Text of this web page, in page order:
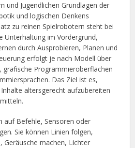
und Jugendlichen Grundlagen der
und logischen Denkens
zu reinen Spielrobotern steht bei
Unterhaltung im Vordergrund,
durch Ausprobieren, Planen und
erfolgt je nach Modell über
grafische Programmieroberflächen
Das Ziel ist es,
altersgerecht aufzubereiten
auf Befehle, Sensoren oder
Sie können Linien folgen,
Geräusche machen, Lichter